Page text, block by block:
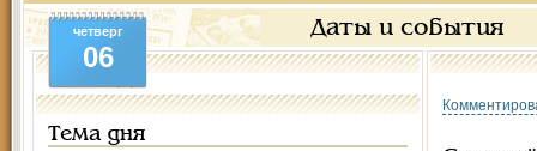
Даты и события
четверг
06
Тема дня